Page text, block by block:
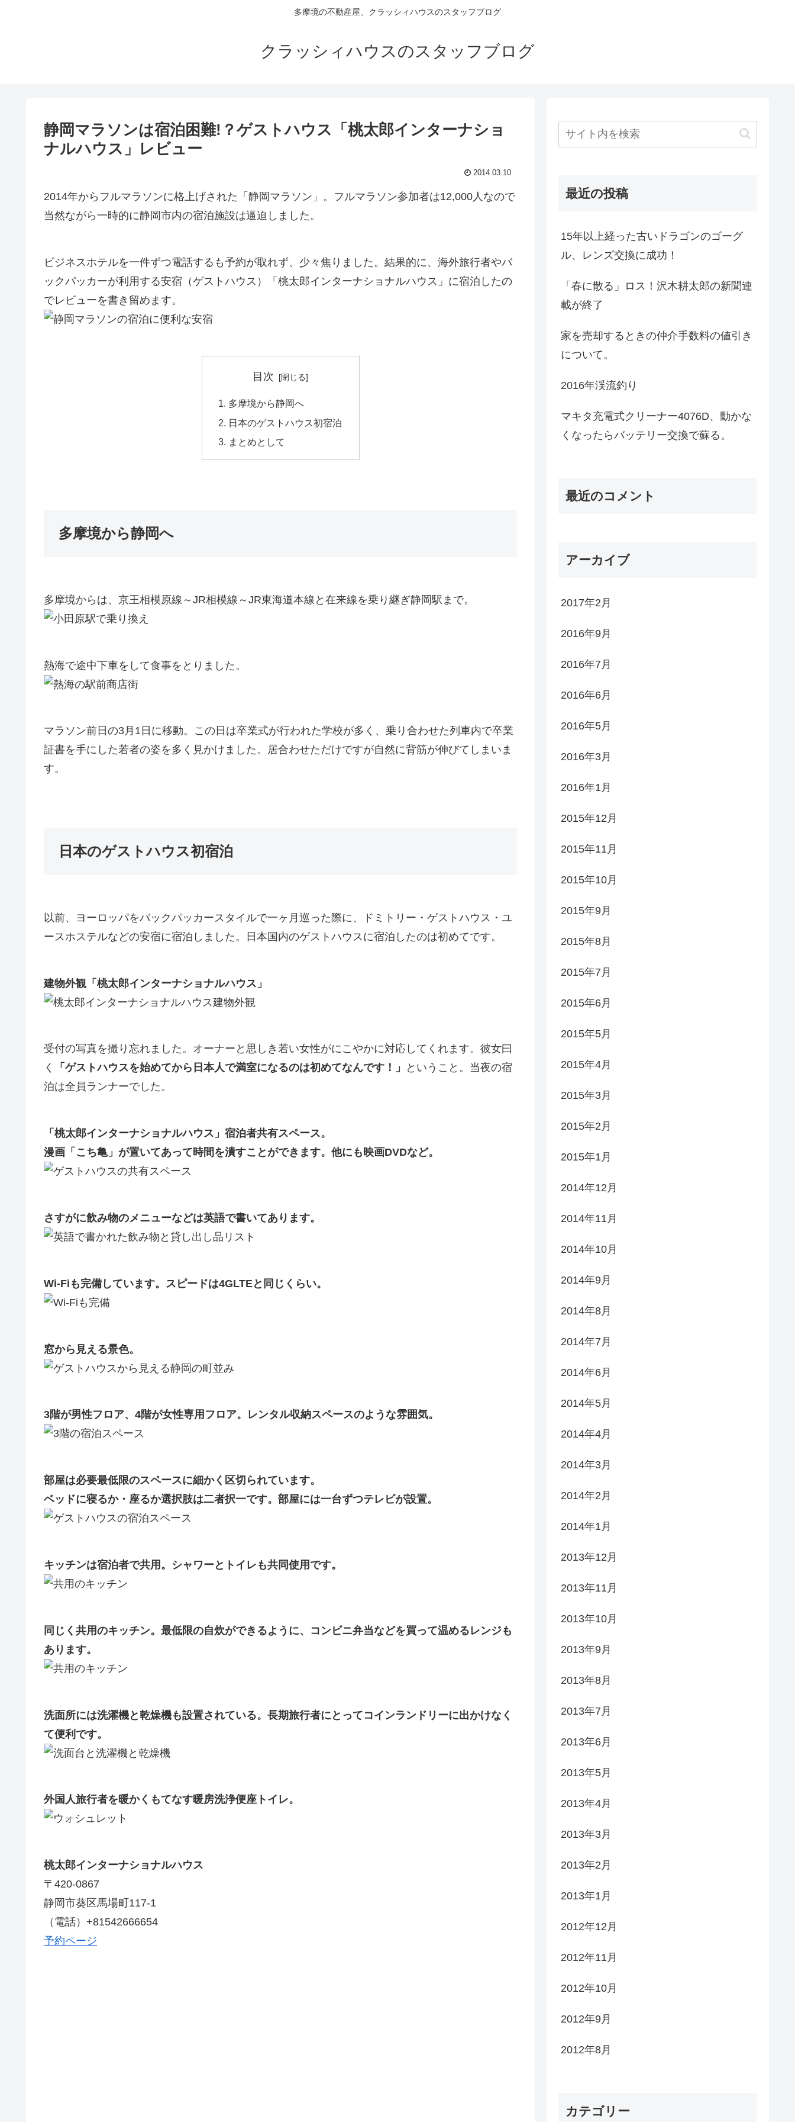
多摩境の不動産屋、クラッシィハウスのスタッフブログ
クラッシィハウスのスタッフブログ
静岡マラソンは宿泊困難!？ゲストハウス「桃太郎インターナショ
ナルハウス」レビュー
2014.03.10
2014年からフルマラソンに格上げされた「静岡マラソン」。フルマラソン参加者は12,000人なので
当然ながら一時的に静岡市内の宿泊施設は逼迫しました。
ビジネスホテルを一件ずつ電話するも予約が取れず、少々焦りました。結果的に、海外旅行者やバ
ックパッカーが利用する安宿（ゲストハウス）「桃太郎インターナショナルハウス」に宿泊したの
でレビューを書き留めます。
目次
多摩境から静岡へ
日本のゲストハウス初宿泊
まとめとして
多摩境から静岡へ
多摩境からは、京王相模原線～JR相模線～JR東海道本線と在来線を乗り継ぎ静岡駅まで。
熱海で途中下車をして食事をとりました。
マラソン前日の3月1日に移動。この日は卒業式が行われた学校が多く、乗り合わせた列車内で卒業
証書を手にした若者の姿を多く見かけました。居合わせただけですが自然に背筋が伸びてしまいま
す。
日本のゲストハウス初宿泊
以前、ヨーロッパをバックパッカースタイルで一ヶ月巡った際に、ドミトリー・ゲストハウス・ユ
ースホステルなどの安宿に宿泊しました。日本国内のゲストハウスに宿泊したのは初めてです。
建物外観「桃太郎インターナショナルハウス」
受付の写真を撮り忘れました。オーナーと思しき若い女性がにこやかに対応してくれます。彼女曰
く
「ゲストハウスを始めてから日本人で満室になるのは初めてなんです！」
ということ。当夜の宿
泊は全員ランナーでした。
「桃太郎インターナショナルハウス」宿泊者共有スペース。
漫画「こち亀」が置いてあって時間を潰すことができます。他にも映画DVDなど。
さすがに飲み物のメニューなどは英語で書いてあります。
Wi-Fiも完備しています。スピードは4GLTEと同じくらい。
窓から見える景色。
3階が男性フロア、4階が女性専用フロア。レンタル収納スペースのような雰囲気。
部屋は必要最低限のスペースに細かく区切られています。
ベッドに寝るか・座るか選択肢は二者択一です。部屋には一台ずつテレビが設置。
キッチンは宿泊者で共用。シャワーとトイレも共同使用です。
同じく共用のキッチン。最低限の自炊ができるように、コンビニ弁当などを買って温めるレンジも
あります。
洗面所には洗濯機と乾燥機も設置されている。長期旅行者にとってコインランドリーに出かけなく
て便利です。
外国人旅行者を暖かくもてなす暖房洗浄便座トイレ。
桃太郎インターナショナルハウス
〒420-0867
静岡市葵区馬場町117-1
（電話）+81542666654
予約ページ
最近の投稿
15年以上経った古いドラゴンのゴーグ
ル、レンズ交換に成功！
「春に散る」ロス！沢木耕太郎の新聞連
載が終了
家を売却するときの仲介手数料の値引き
について。
2016年渓流釣り
マキタ充電式クリーナー4076D、動かな
くなったらバッテリー交換で蘇る。
最近のコメント
アーカイブ
2017年2月
2016年9月
2016年7月
2016年6月
2016年5月
2016年3月
2016年1月
2015年12月
2015年11月
2015年10月
2015年9月
2015年8月
2015年7月
2015年6月
2015年5月
2015年4月
2015年3月
2015年2月
2015年1月
2014年12月
2014年11月
2014年10月
2014年9月
2014年8月
2014年7月
2014年6月
2014年5月
2014年4月
2014年3月
2014年2月
2014年1月
2013年12月
2013年11月
2013年10月
2013年9月
2013年8月
2013年7月
2013年6月
2013年5月
2013年4月
2013年3月
2013年2月
2013年1月
2012年12月
2012年11月
2012年10月
2012年9月
2012年8月
カテゴリー